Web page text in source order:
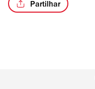
Partilhar